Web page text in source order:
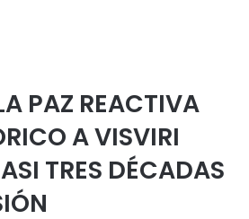
PAZ REACTIVA
A VISVIRI
TRES DÉCADAS